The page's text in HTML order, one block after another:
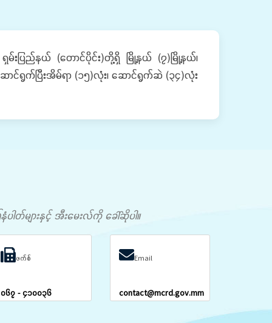
းပြည်နယ် (တောင်ပိုင်း)တို့ရှိ မြို့နယ် (၇)မြို့နယ်၊
င်ရွက်ပြီးအိမ်ရာ (၁၅)လုံး၊ ဆောင်ရွက်ဆဲ (၃၄)လုံး
တ်များနှင့် အီးမေးလ်ကို ခေါ်ဆိုပါ။
ဖက်စ်
၀၆၇ - ၄၁၀၀၃၆
Email
contact@mcrd.gov.mm